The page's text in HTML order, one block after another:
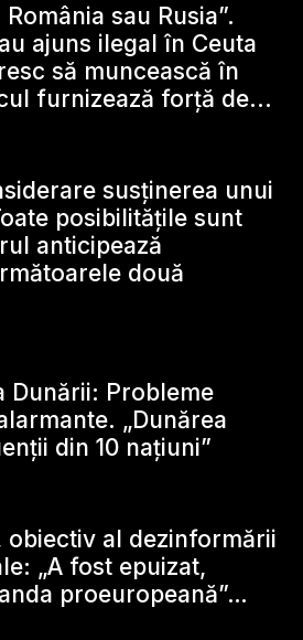
sau Rusia”.
ajuns ilegal în Ceuta
să muncească în
furnizează forță de...
susținerea unui
posibilitățile sunt
anticipează
două
Dunării: Probleme
„Dunărea
din 10 națiuni”
obiectiv al dezinformării
„A fost epuizat,
proeuropeană”…